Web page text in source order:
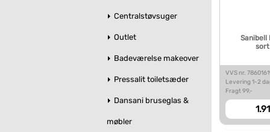
Centralstøvsuger
Outlet
Badeværelse makeover
Pressalit toiletsæder
Dansani bruseglas &
møbler
Sanibell
sort
VVS nr.
Levering 1-2
Fragt 99,-